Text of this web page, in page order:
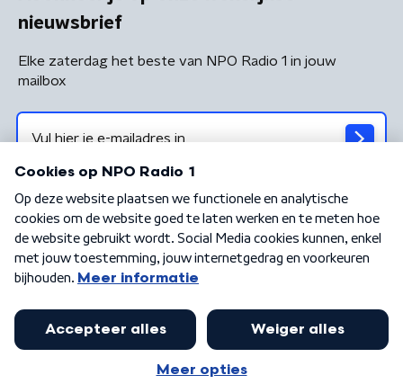
nieuwsbrief
Elke zaterdag het beste van NPO Radio 1 in jouw
mailbox
Algemene voorwaarden